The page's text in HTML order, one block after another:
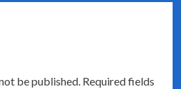
be published. Required fields